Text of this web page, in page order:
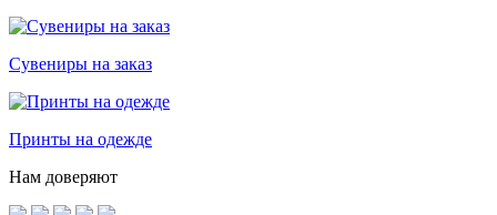
Сувениры на заказ
Принты на одежде
Нам доверяют